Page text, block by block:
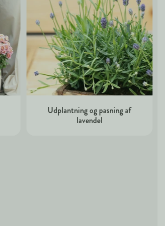
Udplantning og pasning af
lavendel